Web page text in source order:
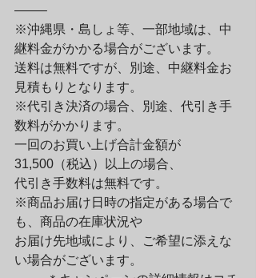
——–
※沖縄県・島しょ等、一部地域は、中
継料金がかかる場合がございます。
送料は無料ですが、別途、中継料金お
見積もりとなります。
※代引き決済の場合、別途、代引き手
数料がかかります。
一回のお買い上げ合計金額が
31,500（税込）以上の場合、
代引き手数料は無料です。
※商品お届け日時の指定がある場合で
も、商品の在庫状況や
お届け先地域により、ご希望に添えな
い場合がございます。